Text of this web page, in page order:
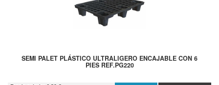
SEMI PALET PLÁSTICO ULTRALIGERO ENCAJABLE CON 6
PIES REF.PG220